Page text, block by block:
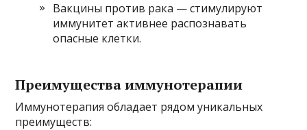
Вакцины против рака — стимулируют
иммунитет активнее распознавать
опасные клетки.
Преимущества иммунотерапии
Иммунотерапия обладает рядом уникальных
преимуществ: